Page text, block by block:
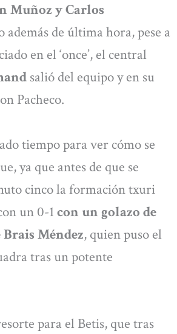
Muñoz y Carlos
además de última hora, pese a
en el ‘once’, el central
salió del equipo y en su
Pacheco.
tiempo para ver cómo se
ya que antes de que se
cinco la formación txuri
un 0-1 con un golazo de
Méndez, quien puso el
tras un potente
para el Betis, que tras